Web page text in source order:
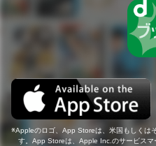
Appleのロゴ、App Storeは、米国もしくは
す。App Storeは、Apple Inc.のサービスマ